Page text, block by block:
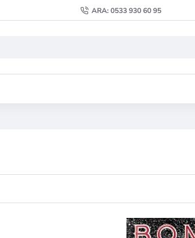
ARA: 0533 930 60 95